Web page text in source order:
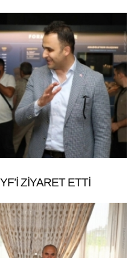
ZİYARET ETTİ